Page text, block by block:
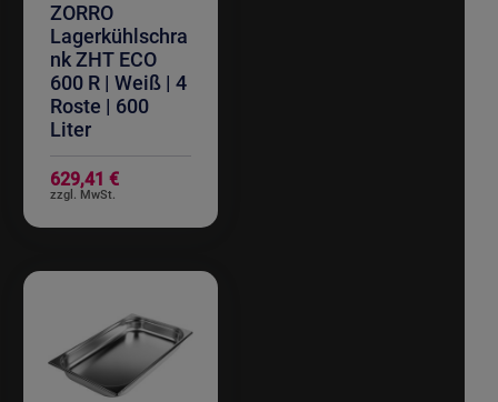
ZORRO
Lagerkühlschra
nk ZHT ECO
600 R | Weiß | 4
Roste | 600
Liter
629,41 €